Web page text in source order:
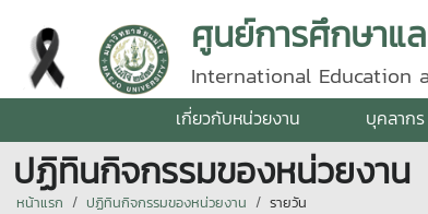
ศูนย์การศึกษาแ
International Education
เกี่ยวกับหน่วยงาน บุคลากร
ปฏิทินกิจกรรมของหน่วยงาน
หน้าแรก ปฏิทินกิจกรรมของหน่วยงาน รายวัน